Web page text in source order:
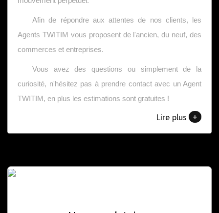
Afin de répondre aux attentes de nos clients, les
Agents TWITIM vous proposent de l'ancien, du neuf, des
commerces et entreprises.
Vous avez des questions ou simplement de la
curiosité, n'hésitez pas à prendre contact avec un Agent
TWITIM, en plus les estimations sont gratuites !
Lire plus +